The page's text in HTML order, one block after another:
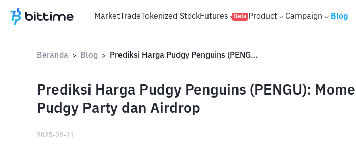
MarketTradeTokenized StockFutures Beta Product Campaign Blog
Beranda > Blog > Prediksi Harga Pudgy Penguins (PENGU): Momentum Pudgy Party dan Airdrop
Prediksi Harga Pudgy Penguins (PENGU):
Pudgy Party dan Airdrop
2025-09-11